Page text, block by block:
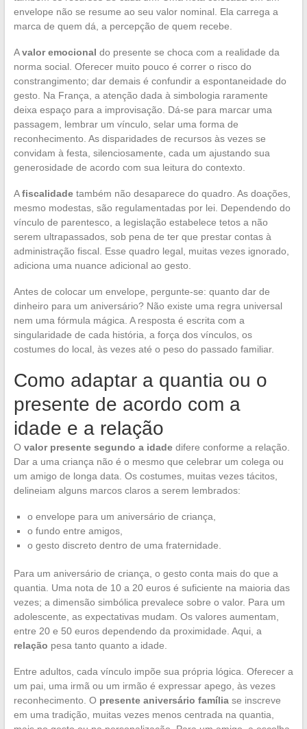
envelope não se resume ao seu valor nominal. Ela carrega a
marca de quem dá, a percepção de quem recebe.
Avalor emocional do presente se choca com a realidade da
norma social. Oferecer muito pouco é correr o risco do
constrangimento; dar demais é confundir a espontaneidade do
gesto. Na França, a atenção dada à simbologia raramente
deixa espaço para a improvisação. Dá-se para marcar uma
passagem, lembrar um vínculo, selar uma forma de
reconhecimento. As disparidades de recursos às vezes se
convidam à festa, silenciosamente, cada um ajustando sua
generosidade de acordo com sua leitura do contexto.
Afiscalidadetambém não desaparece do quadro. As doações,
mesmo modestas, são regulamentadas por lei. Dependendo do
vínculo de parentesco, a legislação estabelece tetos a não
serem ultrapassados, sob pena de ter que prestar contas à
administração fiscal. Esse quadro legal, muitas vezes ignorado,
adiciona uma nuance adicional ao gesto.
Antes de colocar um envelope, pergunte-se: quanto dar de
dinheiro para um aniversário? Não existe uma regra universal
nem uma fórmula mágica. A resposta é escrita com a
singularidade de cada história, a força dos vínculos, os
costumes do local, às vezes até o peso do passado familiar.
Como adaptar a quantia ou o
presente de acordo com a
idade e a relação
O valor presente segundo a idadedifere conforme a relação.
Dar a uma criança não é o mesmo que celebrar um colega ou
um amigo de longa data. Os costumes, muitas vezes tácitos,
delineiam alguns marcos claros a serem lembrados:
o envelope para um aniversário de criança,
o fundo entre amigos,
o gesto discreto dentro de uma fraternidade.
Para um aniversário de criança, o gesto conta mais do que a
quantia. Uma nota de 10 a 20 euros é suficiente na maioria das
vezes; a dimensão simbólica prevalece sobre o valor. Para um
adolescente, as expectativas mudam. Os valores aumentam,
entre 20 e 50 euros dependendo da proximidade. Aqui, a
relação pesa tanto quanto a idade.
Entre adultos, cada vínculo impõe sua própria lógica. Oferecer a
um pai, uma irmã ou um irmão é expressar apego, às vezes
reconhecimento. O presente aniversário famíliase inscreve
em uma tradição, muitas vezes menos centrada na quantia,